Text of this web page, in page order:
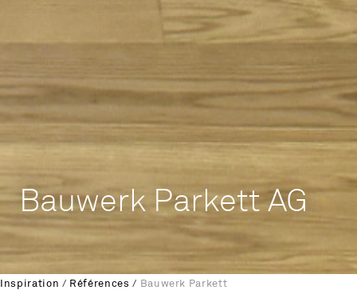
Bauwerk Parkett AG
Inspiration / Références / Bauwerk Parkett